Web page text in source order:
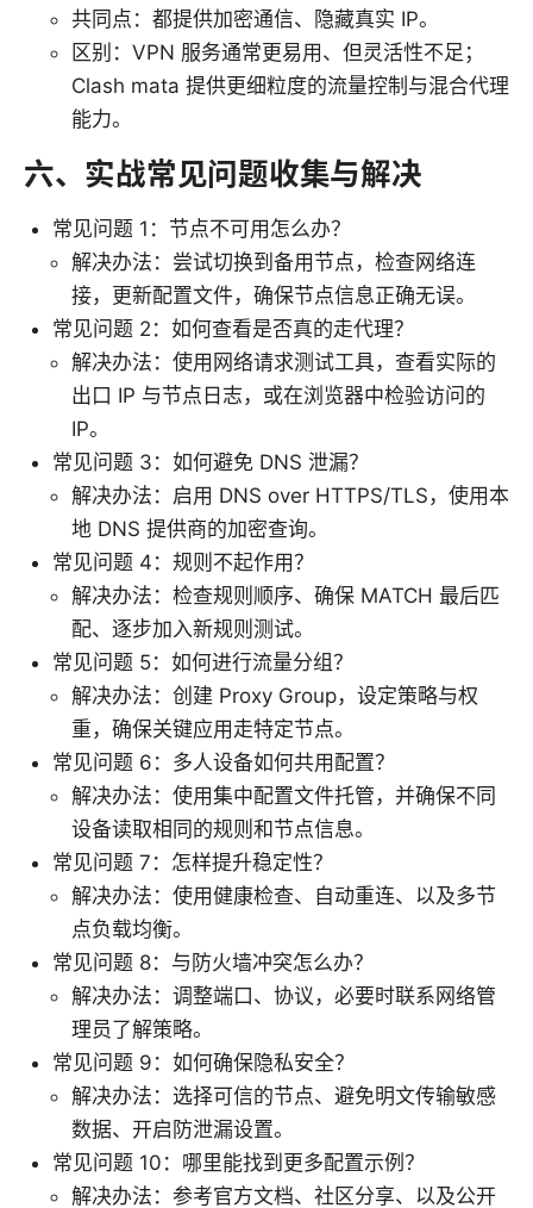
共同点：都提供加密通信、隐藏真实 IP。
区别：VPN 服务通常更易用、但灵活性不足；
Clash mata 提供更细粒度的流量控制与混合代理
能力。
六、实战常见问题收集与解决
常见问题 1：节点不可用怎么办？
解决办法：尝试切换到备用节点，检查网络连
接，更新配置文件，确保节点信息正确无误。
常见问题 2：如何查看是否真的走代理？
解决办法：使用网络请求测试工具，查看实际的
出口 IP 与节点日志，或在浏览器中检验访问的
IP。
常见问题 3：如何避免 DNS 泄漏？
解决办法：启用 DNS over HTTPS/TLS，使用本
地 DNS 提供商的加密查询。
常见问题 4：规则不起作用？
解决办法：检查规则顺序、确保 MATCH 最后匹
配、逐步加入新规则测试。
常见问题 5：如何进行流量分组？
解决办法：创建 Proxy Group，设定策略与权
重，确保关键应用走特定节点。
常见问题 6：多人设备如何共用配置？
解决办法：使用集中配置文件托管，并确保不同
设备读取相同的规则和节点信息。
常见问题 7：怎样提升稳定性？
解决办法：使用健康检查、自动重连、以及多节
点负载均衡。
常见问题 8：与防火墙冲突怎么办？
解决办法：调整端口、协议，必要时联系网络管
理员了解策略。
常见问题 9：如何确保隐私安全？
解决办法：选择可信的节点、避免明文传输敏感
数据、开启防泄漏设置。
常见问题 10：哪里能找到更多配置示例？
解决办法：参考官方文档、社区分享、以及公开